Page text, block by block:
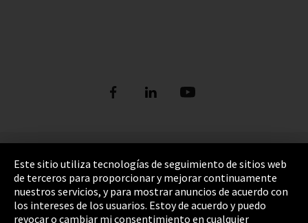
Pie de imprenta
Política de privacidad
Cookie Settings
Este sitio utiliza tecnologías de seguimiento de sitios web
de terceros para proporcionar y mejorar continuamente
nuestros servicios, y para mostrar anuncios de acuerdo con
los intereses de los usuarios. Estoy de acuerdo y puedo
revocar o cambiar mi consentimiento en cualquier